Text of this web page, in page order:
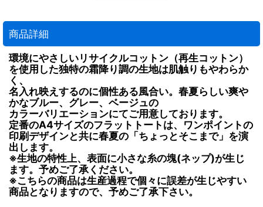
商品詳細
環境にやさしいリサイクルコットン（再生コットン）
を使用した独特の霜降り調の生地は肌触りもやわらか
く、
名入れ映えするのに個性ある風合い。春夏らしい爽や
かなブルー、グレー、ベージュの
カラーバリエーションにてご用意しております。
定番のA4サイズのフラットトートは、ワンポイントの
印刷デザインと共に春夏の「ちょっとそこまで」を演
出します。
※生地の特性上、表面に小さな糸の塊(ネップ)が生じ
ます。予めご了承ください。
※こちらの商品は生産過程で個々に誤差が生じやすい
商品となりますので、予めご了承下さい。